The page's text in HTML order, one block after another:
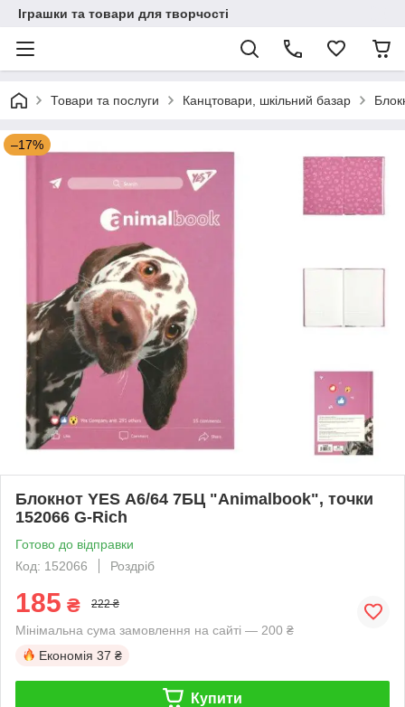
Іграшки та товари для творчості
Товари та послуги Канцтовари, шкільний базар
–17%
Блокнот YES А6/64 7БЦ "Animalbook", точки
152066 G-Rich
Готово до відправки
Код: 152066
Роздріб
185 ₴ 222 ₴
Мінімальна сума замовлення на сайті — 200 ₴
Економія 37 ₴
Купити